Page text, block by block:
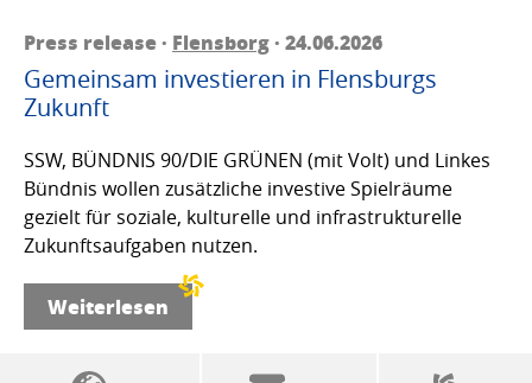
Press release · Flensborg· 24.06.2026
Gemeinsam investieren in Flensburgs
Zukunft
SSW, BÜNDNIS 90/DIE GRÜNEN (mit Volt) und Linkes
Bündnis wollen zusätzliche investive Spielräume
gezielt für soziale, kulturelle und infrastrukturelle
Zukunftsaufgaben nutzen.
Weiterlesen